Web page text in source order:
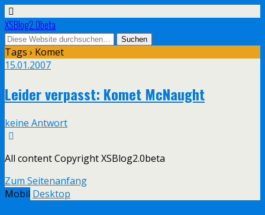
XSBlog2.0beta
Tags › Komet
15.01.2007
Leider verpasst: Komet McNaught
keine Antwort
All content Copyright XSBlog2.0beta
Zum Seitenanfang
Mobil Desktop